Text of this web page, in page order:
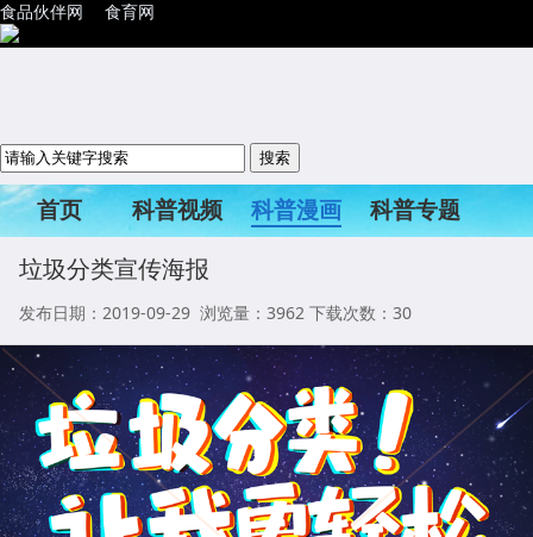
食品伙伴网 食育网
首页 科普视频 科普漫画
科普专题
科普活动
垃圾分类宣传海报
发布日期：2019-09-29 浏览量： 3962 下载次数：30